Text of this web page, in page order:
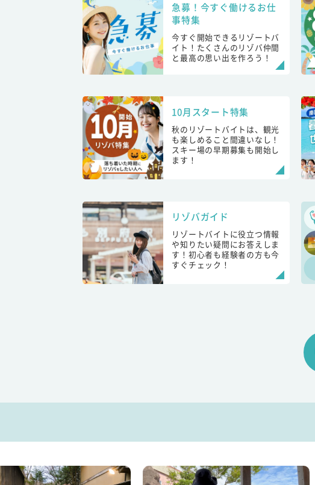
急募！今すぐ働けるお仕
事特集
今すぐ開始できるリゾートバ
イト！たくさんのリゾバ仲間
と最高の思い出を作ろう！
10月スタート特集
秋のリゾートバイトは、観光
も楽しめること間違いなし！
スキー場の早期募集も開始し
ます！
リゾバガイド
リゾートバイトに役立つ情報
や知りたい疑問にお答えしま
す！初心者も経験者の方も今
すぐチェック！